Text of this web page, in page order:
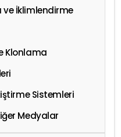
ve İklimlendirme
Klonlama
Sistemleri
Medyalar